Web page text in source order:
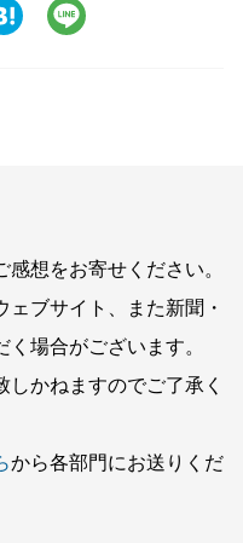
想をお寄せください。
ブサイト、また新聞・
場合がございます。
かねますのでご了承く
から各部門にお送りくだ